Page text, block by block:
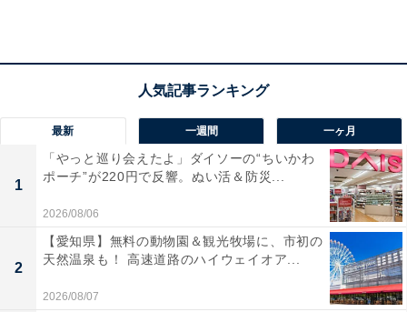
最新 一週間 一ヶ月
1
「やっと巡り会えたよ」ダイソーの“ちいかわ
ポーチ”が220円で反響。ぬい活＆防災...
2026/08/06
2
【愛知県】無料の動物園＆観光牧場に、市初の
天然温泉も！ 高速道路のハイウェイオア...
2026/08/07